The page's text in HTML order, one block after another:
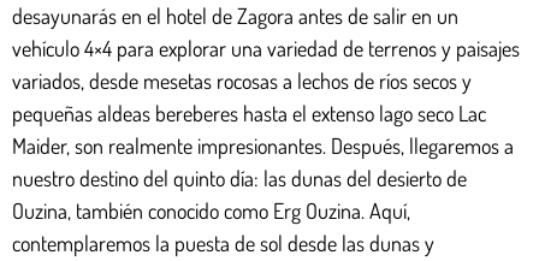
desayunarás en el hotel de Zagora antes de salir en un
vehículo 4×4 para explorar una variedad de terrenos y paisajes
variados, desde mesetas rocosas a lechos de ríos secos y
pequeñas aldeas bereberes hasta el extenso lago seco Lac
Maider, son realmente impresionantes. Después, llegaremos a
nuestro destino del quinto día: las dunas del desierto de
Ouzina, también conocido como Erg Ouzina. Aquí,
contemplaremos la puesta de sol desde las dunas y